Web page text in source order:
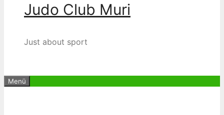
Judo Club Muri
Just about sport
Menü